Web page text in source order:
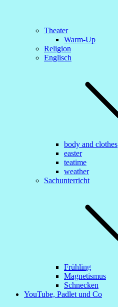
Theater
Warm-Up
Religion
Englisch
body and clothes
easter
teatime
weather
Sachunterricht
Frühling
Magnetismus
Schnecken
YouTube, Padlet und Co